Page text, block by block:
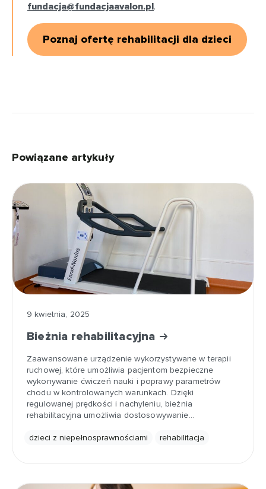
fundacja@fundacjaavalon.pl.
Poznaj ofertę rehabilitacji dla dzieci
Powiązane artykuły
9 kwietnia, 2025
Bieżnia rehabilitacyjna
Zaawansowane urządzenie wykorzystywane w terapii
ruchowej, które umożliwia pacjentom bezpieczne
wykonywanie ćwiczeń nauki i poprawy parametrów
chodu w kontrolowanych warunkach. Dzięki
regulowanej prędkości i nachyleniu, bieżnia
rehabilitacyjna umożliwia dostosowywanie…
dzieci z niepełnosprawnościami rehabilitacja